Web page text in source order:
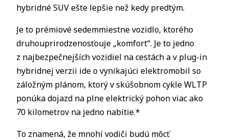
hybridné SUV ešte lepšie než kedy predtým.
Je to prémiové sedemmiestne vozidlo, ktorého
druhouprirodzenosťouje „komfort“. Je to jedno
z najbezpečnejších vozidiel na cestách a v plug-in
hybridnej verzii ide o vynikajúci elektromobil so
záložným plánom, ktorý v skúšobnom cykle WLTP
ponúka dojazd na plne elektrický pohon viac ako
70 kilometrov na jedno nabitie.*
To znamená, že mnohí vodiči budú môcť